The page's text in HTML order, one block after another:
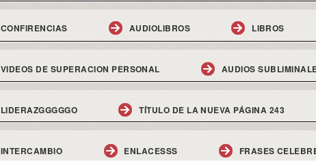
CONFIRENCIAS AUDIOLIBROS LIBROS
VIDEOS DE SUPERACION PERSONAL AUDIOS
LIDERAZGGGGGO TÍTULO DE LA NUEVA PÁGINA 243
INTERCAMBIO ENLACESSS FRASES